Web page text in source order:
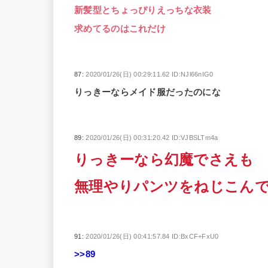
新髪型とちょっぴりえっちな衣装
求めてるのはこれだけ
87:2020/01/26(日) 00:29:11.62 ID:NJl66nIG0
りっきーならメイド服だったのにな
89:2020/01/26(日) 00:31:20.42 ID:VJBSLTm4a
りっきーなら幻魔でさえも
無理やりパンツをねじこん
91:2020/01/26(日) 00:41:57.84 ID:BxCF+FxU0
>>89